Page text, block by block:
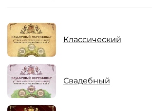
Классический
Свадебный